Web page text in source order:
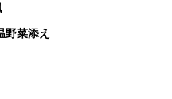
野菜添え